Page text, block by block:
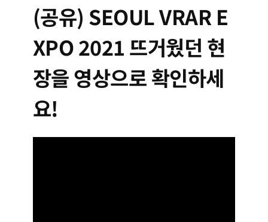
(공유) SEOUL VRAR E
XPO 2021 뜨거웠던 현
장을 영상으로 확인하세
요!